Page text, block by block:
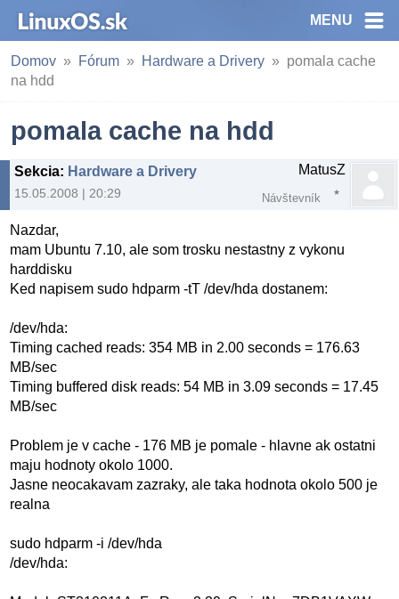
MENU
Domov Fórum Hardware a Drivery
pomala cache
na hdd
pomala cache na hdd
Sekcia: Hardware a Drivery
15.05.2008 | 20:29
MatusZ
Návštevník
Nazdar,
mam Ubuntu 7.10, ale som trosku nestastny z vykonu
harddisku
Ked napisem sudo hdparm -tT /dev/hda dostanem:
/dev/hda:
Timing cached reads: 354 MB in 2.00 seconds = 176.63
MB/sec
Timing buffered disk reads: 54 MB in 3.09 seconds = 17.45
MB/sec
Problem je v cache - 176 MB je pomale - hlavne ak ostatni
maju hodnoty okolo 1000.
Jasne neocakavam zazraky, ale taka hodnota okolo 500 je
realna
sudo hdparm -i /dev/hda
/dev/hda: